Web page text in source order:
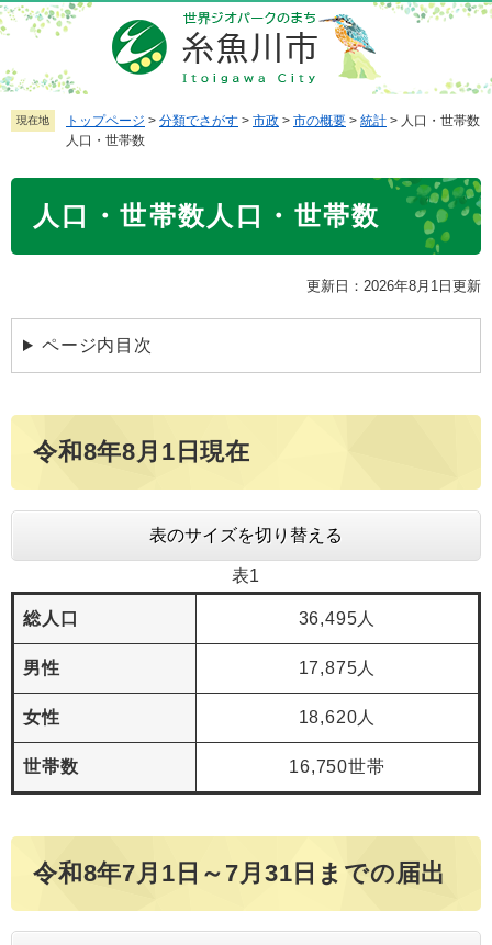
ペ
ー
ジ
の
先
メ
ニ
ュ
ー
を
本
現在地 トップページ > 分類でさがす > 市政 > 市の概要 > 統計 > 人口・世帯数
人口・世帯数
人口・世帯数人口・世帯数
更新日：2026年8月1日更新
ページ内目次
令和8年8月1日現在
表のサイズを切り替える
表1
総人口 36,495人
男性 17,875人
女性 18,620人
世帯数 16,750世帯
令和8年7月1日～7月31日までの届出